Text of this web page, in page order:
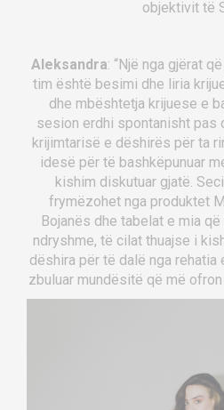
objektivit të
Aleksandra: “Një nga gjërat
tim është besimi dhe liria
dhe mbështetja krijuese e
sesion erdhi spontanisht pas
krijimtarisë e dëshirës për ta
idesë për të bashkëpunuar
kishim diskutuar gjatë.
frymëzohet nga produktet
Bojanës dhe tabelat e mia
ndryshme, të cilat thuajse i
dëshira për të dalë nga
zbuluar mundësitë që më